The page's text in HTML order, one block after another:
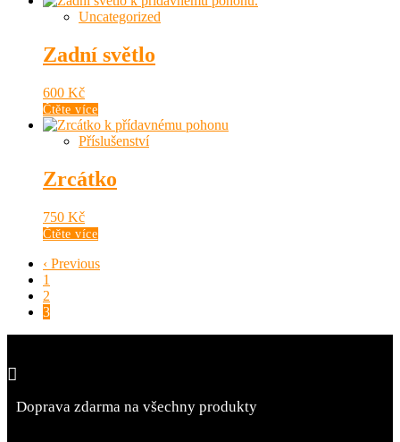
Uncategorized
Zadní světlo
600 Kč
Čtěte více
Příslušenství
Zrcátko
750 Kč
Čtěte více
‹ Previous
1
2
3
Doprava zdarma na všechny produkty